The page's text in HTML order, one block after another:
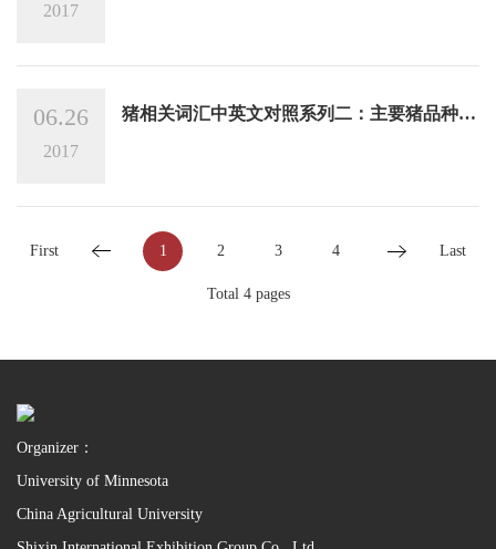
2017
06.26
2017
猪相关词汇中英文对照系列二：主要猪品种，
First 1 2 3 4 Last
Total 4 pages
Organizer：
University of Minnesota
China Agricultural University